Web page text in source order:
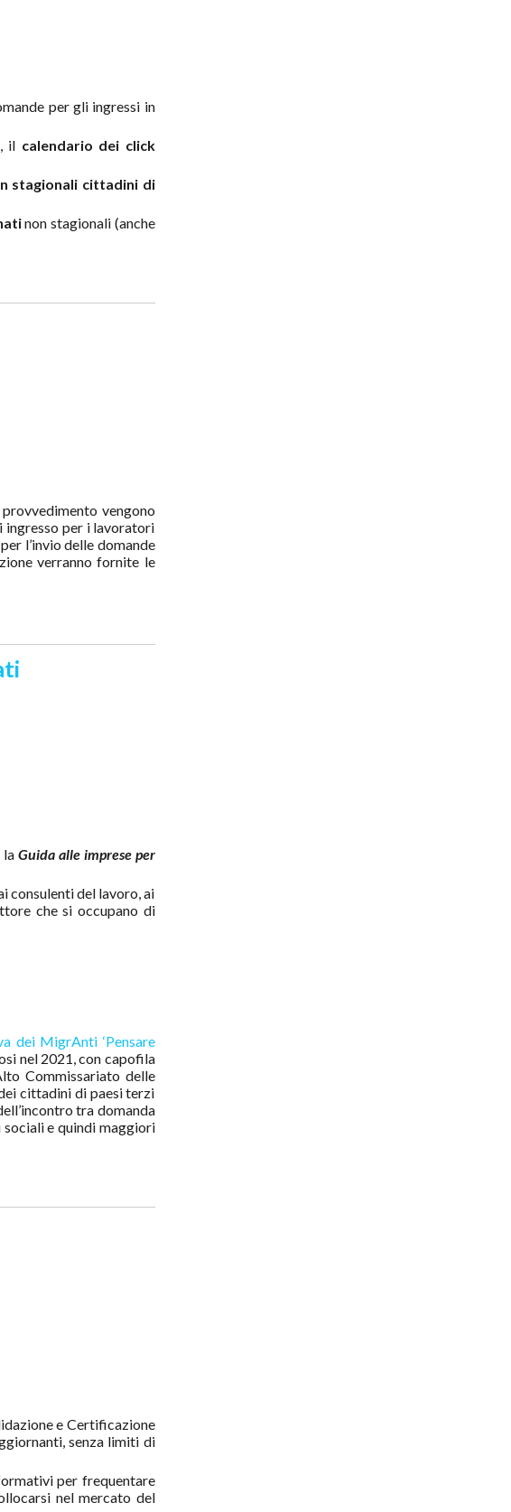
per gli ingressi in
il calendario dei click
stagionali cittadini di
non stagionali (anche
vengono
per i lavoratori
l’invio delle domande
verranno fornite le
la Guida alle imprese per
consulenti del lavoro, ai
che si occupano di
dei MigrAnti ‘Pensare
nel 2021, con capofila
Commissariato delle
cittadini di paesi terzi
tra domanda
e quindi maggiori
e Certificazione
senza limiti di
per frequentare
nel mercato del